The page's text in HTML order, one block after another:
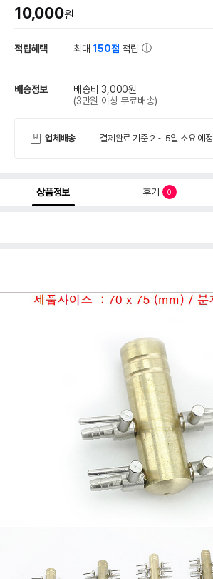
10,000원
적립혜택 최대150점 적립
배송정보
배송비 3,000원
(3만원 이상 무료배송)
업체배송 결제완료 기준 2 ~ 5일 소요 예정
상품정보 후기 0